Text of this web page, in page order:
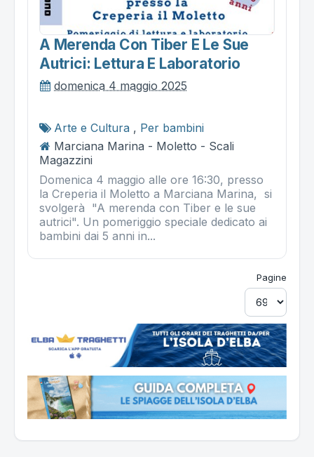
A Merenda Con Tiber E Le Sue
Autrici: Lettura E Laboratorio
domenica 4 maggio 2025
Arte e Cultura , Per bambini
Marciana Marina - Moletto - Scali
Magazzini
Domenica 4 maggio alle ore 16:30, presso
la Creperia il Moletto a Marciana Marina, si
svolgerà "A merenda con Tiber e le sue
autrici". Un pomeriggio speciale dedicato ai
bambini dai 5 anni in...
Pagine